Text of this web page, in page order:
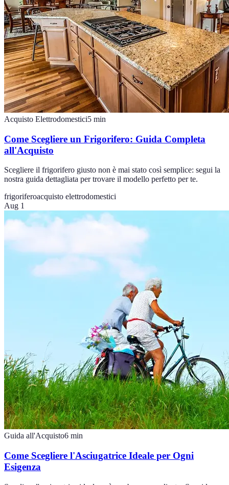
Acquisto Elettrodomestici5 min
Come Scegliere un Frigorifero: Guida Completa
all'Acquisto
Scegliere il frigorifero giusto non è mai stato così semplice: segui la
nostra guida dettagliata per trovare il modello perfetto per te.
frigoriferoacquisto elettrodomestici
Aug 1
Guida all'Acquisto6 min
Come Scegliere l'Asciugatrice Ideale per Ogni
Esigenza